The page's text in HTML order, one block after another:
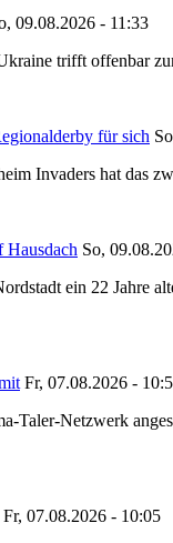
09.08.2026 - 11:33
trifft offenbar
für sich
Invaders hat das
Hausdach So,
ein 22 Jahre
Fr, 07.08.2026 -
Taler-Netzwerk
Fr, 07.08.2026 - 10:05